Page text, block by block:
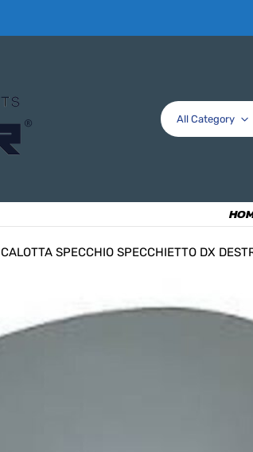
All Category
CALOTTA SPECCHIO SPECCHIETTO DX